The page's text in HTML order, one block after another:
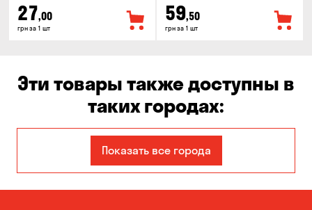
27,00
грн за 1 шт
59,50
грн за 1 шт
Эти товары также доступны в
таких городах:
Авангард
Бабурка Балабино
Показать все города